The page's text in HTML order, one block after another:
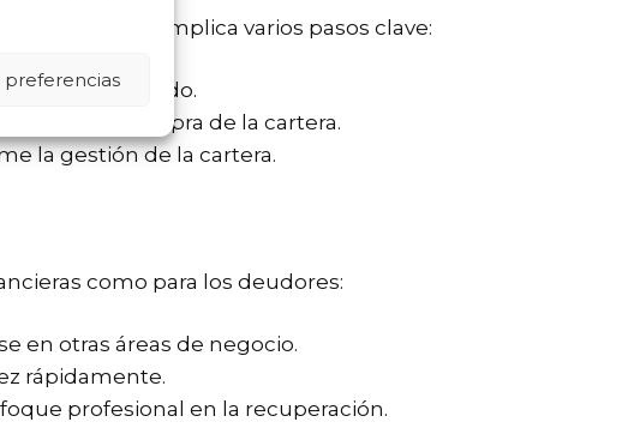
preferencias
. Este proceso implica varios pasos clave:
en el mercado.
para la compra de la cartera.
la gestión de la cartera.
como para los deudores:
en otras áreas de negocio.
rápidamente.
profesional en la recuperación.